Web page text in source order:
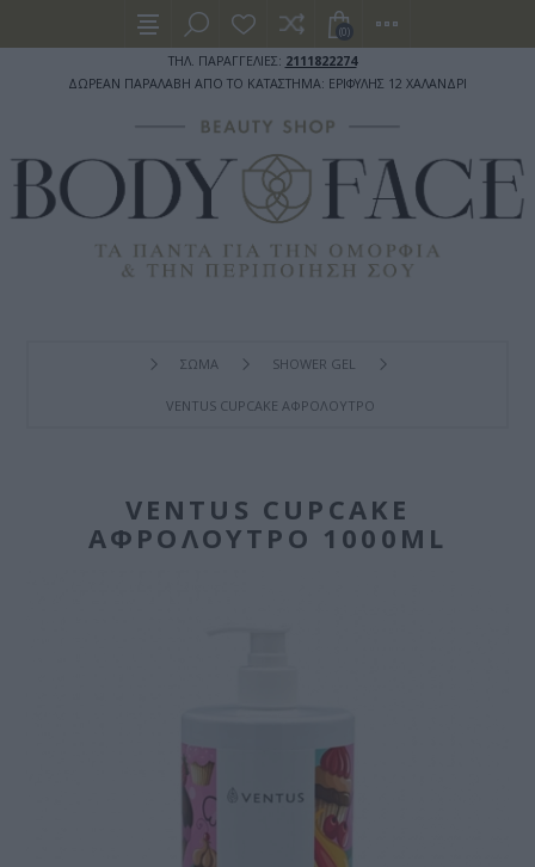
ΤΗΛ. ΠΑΡΑΓΓΕΛΙΕΣ: 2111822274
ΔΩΡΕΑΝ ΠΑΡΑΛΑΒΗ ΑΠΟ ΤΟ ΚΑΤΑΣΤΗΜΑ: ΕΡΙΦΥΛΗΣ 12 ΧΑΛΑΝΔΡΙ
(0)
ΣΩΜΑ SHOWER GEL
VENTUS CUPCAKE ΑΦΡΌΛΟΥΤΡΟ 1000ML
VENTUS CUPCAKE
ΑΦΡΌΛΟΥΤΡΟ 1000ML